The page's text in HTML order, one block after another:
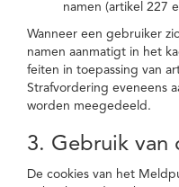
namen (artikel 227
Wanneer een gebruiker
namen aanmatigt in het
feiten in toepassing van
Strafvordering eveneens
worden meegedeeld.
3. Gebruik van
De cookies van het